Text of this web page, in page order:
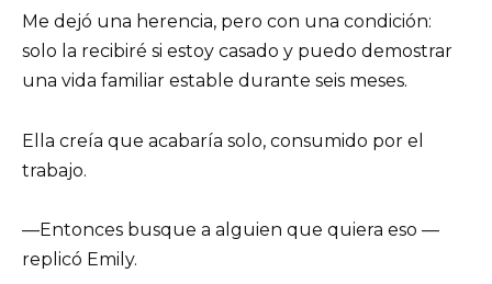
Me dejó una herencia, pero con una condición:
solo la recibiré si estoy casado y puedo demostrar
una vida familiar estable durante seis meses.
Ella creía que acabaría solo, consumido por el
trabajo.
—Entonces busque a alguien que quiera eso —
replicó Emily.